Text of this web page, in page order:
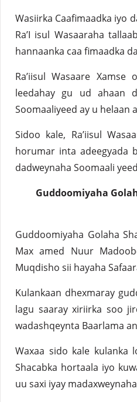
Wasiirka Caafimaadka iyo
Ra’I isul Wasaaraha
hannaanka caa fimaadka
Ra’iisul Wasaare
leedahay gu ud ahaan
Soomaaliyeed ay u helaan
Sidoo kale, Ra’iisul
horumar inta adeegyada
dadweynaha Soomaali
Guddoomiyaha
Guddoomiyaha Golaha
Max amed Nuur
Muqdisho sii hayaha
Kulankaan dhexmaray
lagu saaray xiriirka soo
wadashqeynta Baarlama
Waxaa sido kale kulanka
Shacabka hortaala iyo
uu saxi iyay